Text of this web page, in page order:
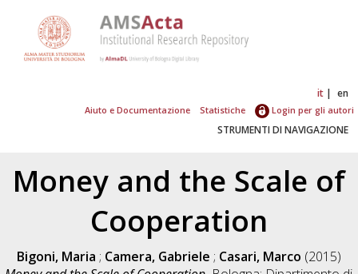
it en
Aiuto e Documentazione Statistiche Login per gli autori
STRUMENTI DI NAVIGAZIONE
Money and the Scale of
Cooperation
Bigoni, Maria ; Camera, Gabriele ; Casari, Marco (2015)